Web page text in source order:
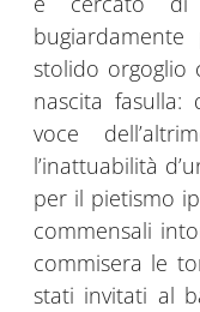
stolido orgoglio
nascita
voce
l’inattuabilità
per il pietismo
commensali
commisera le
stati invitati al